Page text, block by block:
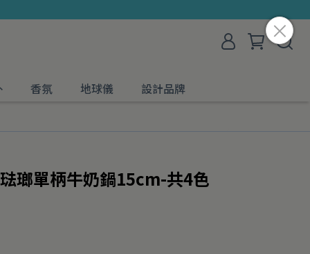
香氛 地球儀 設計品牌
瑯單柄牛奶鍋15cm-共4色